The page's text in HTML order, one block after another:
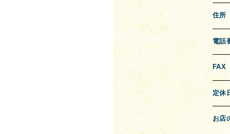
住所
電話
FAX
定休
お店